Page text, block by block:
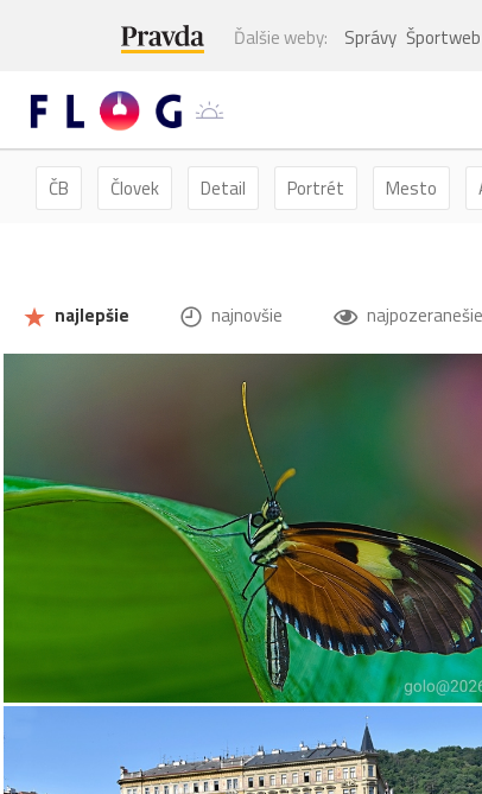
Ďalšie weby: Správy Športweb
ČB Človek Detail Portrét Mesto
najlepšie najnovšie najpozeranešie